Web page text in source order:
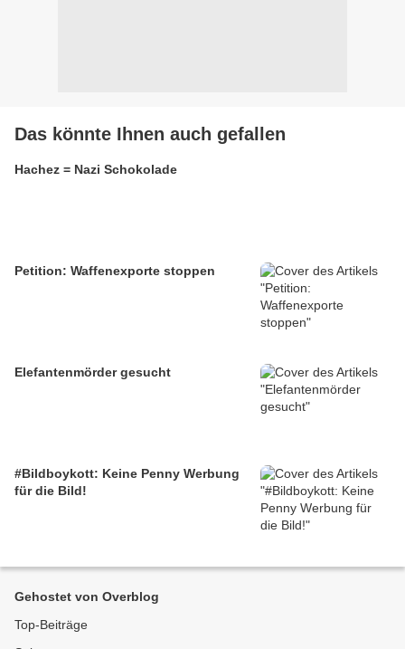
Das könnte Ihnen auch gefallen
Hachez = Nazi Schokolade
Petition: Waffenexporte stoppen
Elefantenmörder gesucht
#Bildboykott: Keine Penny Werbung
für die Bild!
Gehostet von Overblog
Top-Beiträge